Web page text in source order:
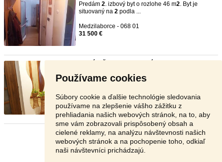
Používame cookies
Súbory cookie a ďalšie technológie sledovania
používame na zlepšenie vášho zážitku z
prehliadania našich webových stránok, na to, aby
sme vám zobrazovali prispôsobený obsah a
cielené reklamy, na analýzu návštevnosti našich
webových stránok a na pochopenie toho, odkiaľ
naši návštevníci prichádzajú.
Predám 2. izbový byt o rozlohe 46 m2. Byt je
situovaný na 2 podla ...
Medzilaborce - 068 01
31 500 €
Predám
-izbový byt na Vnútornej okružnej v
Komárne. Byt je teraz ...
Komárno - 945 01
Stránka: 1 2 3 Ďalšia